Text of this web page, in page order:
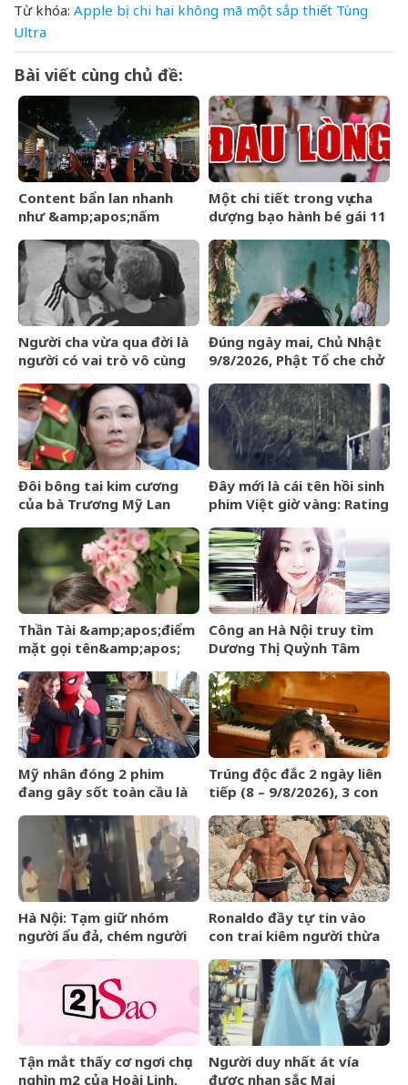
Từ khóa: Apple bị chi hai không mã một sắp thiết Tùng
Ultra
Bài viết cùng chủ đề:
Content bẩn lan nhanh
như &amp;apos;nấm
nhiệm của người dùng
mạng?
Một chi tiết trong vụ cha
dượng bạo hành bé gái 11
xót xa: Đây có lẽ là điều
khiến con đau lòng nhất
Người cha vừa qua đời là
người có vai trò vô cùng
đại của Messi
Đúng ngày mai, Chủ Nhật
9/8/2026, Phật Tổ che chở
&amp;apos;đạp trúng mỏ
vàng&amp;apos;, sự
nghiệp vượng phát
Đôi bông tai kim cương
của bà Trương Mỹ Lan
đồng
Đây mới là cái tên hồi sinh
phim Việt giờ vàng: Rating
đút túi 3 tỷ mỗi tập
Thần Tài &amp;apos;điểm
mặt gọi tên&amp;apos;
giáp lộc nhiều hơn sông,
chính thức hết khổ
Công an Hà Nội truy tìm
Dương Thị Quỳnh Tâm
Mỹ nhân đóng 2 phim
đang gây sốt toàn cầu là
&amp;apos;Người
Nhện&amp;apos;
Trúng độc đắc 2 ngày liên
tiếp (8 – 9/8/2026), 3 con
tài lộc&amp;apos;, tiền
bạc kéo ùn ùn vào nhà
Hà Nội: Tạm giữ nhóm
người ẩu đả, chém người
Ronaldo đầy tự tin vào
con trai kiêm người thừa
&amp;apos;Thằng bé sẽ
còn cao lớn hơn
tôi&amp;apos;
Tận mắt thấy cơ ngơi chục
nghìn m2 của Hoài Linh,
Người duy nhất át vía
được nhan sắc Mai